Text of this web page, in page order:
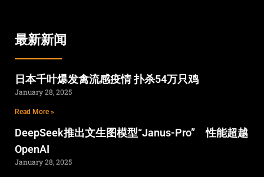
最新新闻
日本千叶爆发禽流感疫情 扑杀54万只鸡
January 28, 2025
Read More »
DeepSeek推出文生图模型“Janus-Pro” 性能超越
OpenAI
January 28, 2025